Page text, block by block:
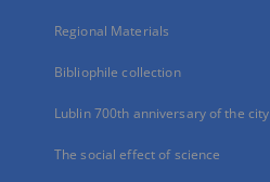
Regional Materials
Bibliophile collection
Lublin 700th anniversary of the city
The social effect of science